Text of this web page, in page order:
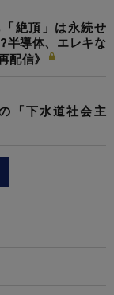
絶頂」は永続せ
半導体、エレキな
配信》
「下水道社会主